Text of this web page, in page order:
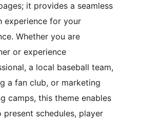
it provides a seamless
experience for your
Whether you are
or experience
a local baseball team,
a fan club, or marketing
camps, this theme enables
present schedules, player